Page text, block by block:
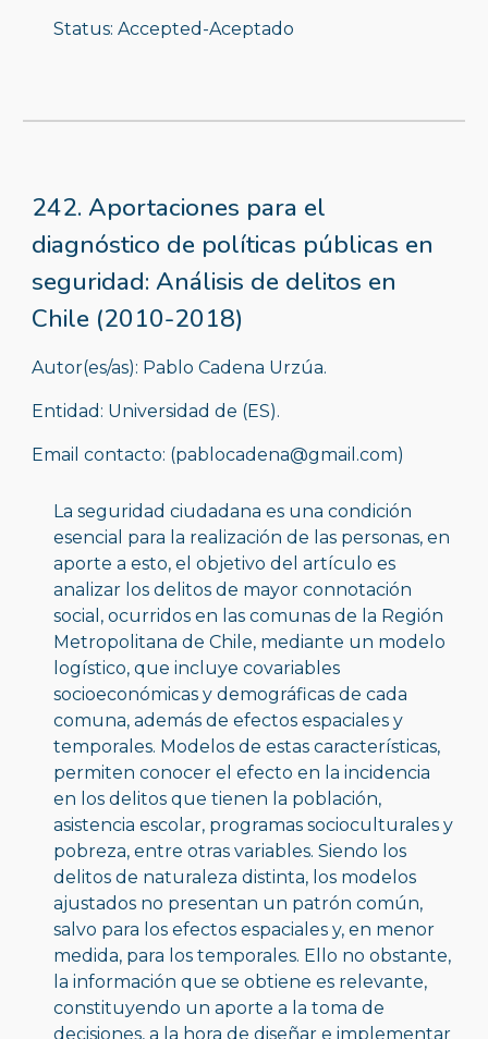
Status: Accepted-Aceptado
242. Aportaciones para el
diagnóstico de políticas públicas en
seguridad: Análisis de delitos en
Chile (2010-2018)
Autor(es/as): Pablo Cadena Urzúa.
Entidad: Universidad de (ES).
Email contacto: (pablocadena@gmail.com)
La seguridad ciudadana es una condición
esencial para la realización de las personas, en
aporte a esto, el objetivo del artículo es
analizar los delitos de mayor connotación
social, ocurridos en las comunas de la Región
Metropolitana de Chile, mediante un modelo
logístico, que incluye covariables
socioeconómicas y demográficas de cada
comuna, además de efectos espaciales y
temporales. Modelos de estas características,
permiten conocer el efecto en la incidencia
en los delitos que tienen la población,
asistencia escolar, programas socioculturales y
pobreza, entre otras variables. Siendo los
delitos de naturaleza distinta, los modelos
ajustados no presentan un patrón común,
salvo para los efectos espaciales y, en menor
medida, para los temporales. Ello no obstante,
la información que se obtiene es relevante,
constituyendo un aporte a la toma de
decisiones, a la hora de diseñar e implementar